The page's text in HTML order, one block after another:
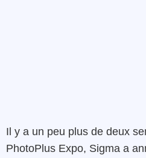
Il y a un peu plus de deux
PhotoPlus Expo, Sigma a